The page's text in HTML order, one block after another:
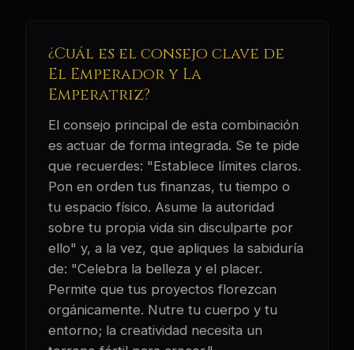
¿Cuál es el consejo clave de
El Emperador y La
Emperatriz?
El consejo principal de esta combinación
es actuar de forma integrada. Se te pide
que recuerdes: "Establece límites claros.
Pon en orden tus finanzas, tu tiempo o
tu espacio físico. Asume la autoridad
sobre tu propia vida sin disculparte por
ello" y, a la vez, que apliques la sabiduría
de: "Celebra la belleza y el placer.
Permite que tus proyectos florezcan
orgánicamente. Nutre tu cuerpo y tu
entorno; la creatividad necesita un